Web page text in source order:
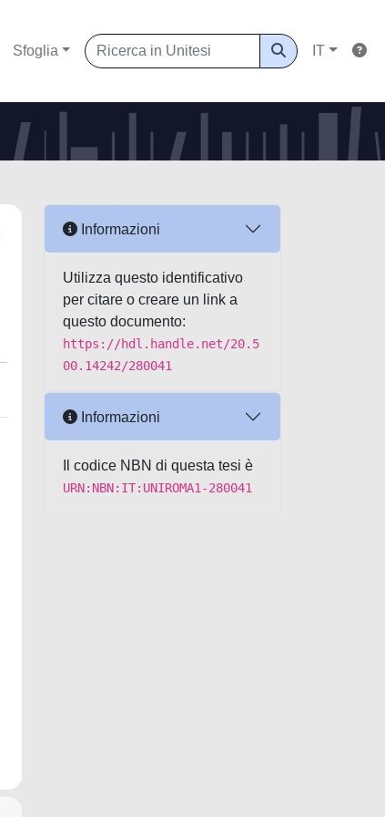
Sfoglia IT
Informazioni
Utilizza questo identificativo
per citare o creare un link a
questo documento:
https://hdl.handle.net/20.5
00.14242/280041
Informazioni
Il codice NBN di questa tesi è
URN:NBN:IT:UNIROMA1-280041